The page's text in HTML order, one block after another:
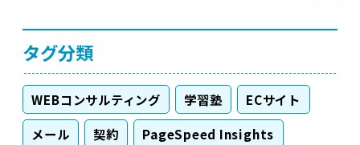
タグ分類
WEBコンサルティング 学習塾
ECサイト
メール
契約
PageSpeed Insights